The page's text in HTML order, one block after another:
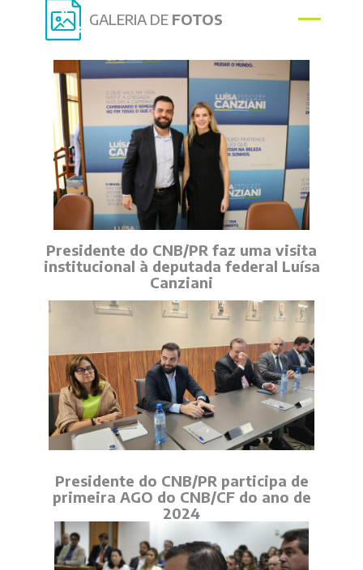
GALERIA DE FOTOS
Presidente do CNB/PR faz uma visita
institucional à deputada federal Luísa
Canziani
Presidente do CNB/PR participa de
primeira AGO do CNB/CF do ano de
2024